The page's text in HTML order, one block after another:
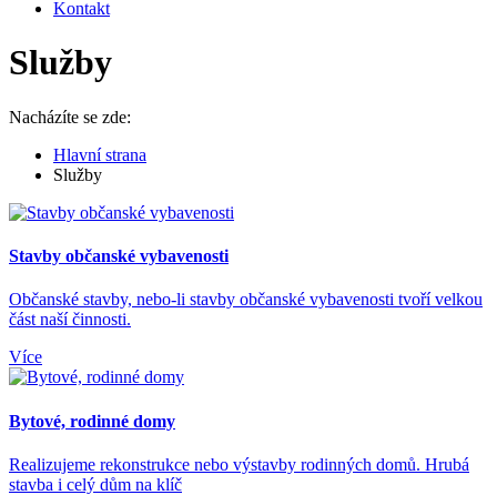
Kontakt
Služby
Nacházíte se zde:
Hlavní strana
Služby
Stavby občanské vybavenosti
Občanské stavby, nebo-li stavby občanské vybavenosti tvoří velkou
část naší činnosti.
Více
Bytové, rodinné domy
Realizujeme rekonstrukce nebo výstavby rodinných domů. Hrubá
stavba i celý dům na klíč